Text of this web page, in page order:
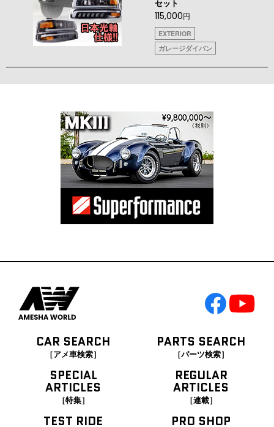
セット
115,000円
EXTERIOR
ガレージダイバン
CAR SEARCH
［アメ車検索］
PARTS SEARCH
［パーツ検索］
SPECIAL
ARTICLES
［特集］
REGULAR
ARTICLES
［連載］
TEST RIDE PRO SHOP